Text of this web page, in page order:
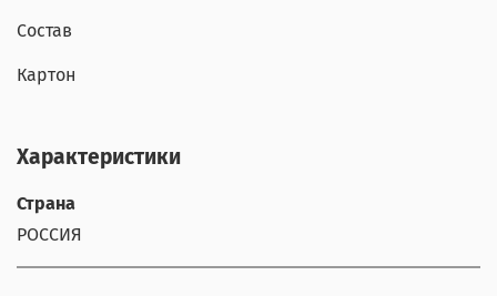
Состав
Картон
Характеристики
Страна
РОССИЯ